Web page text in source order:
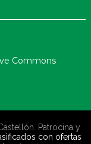
Commons
Patrocina y
con ofertas